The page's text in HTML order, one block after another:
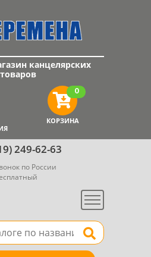
249-62-63
по России
Меню
канцелярских
товаров
КОРЗИНА
0
в каталоге Найти